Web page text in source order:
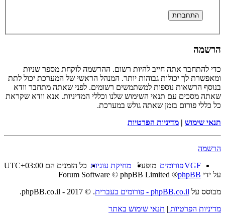
הרשמה
כדי להתחבר אתה חייב להיות רשום. ההרשמה לוקחת מספר שניות
ומאפשרת לך יכולות גבוהות יותר. המנהל הראשי של המערכת יכול לתת
בנוסף הרשאות נוספות למשתמשים רשומים. לפני שאתה מתחבר וודא
שאתה מסכים עם תנאי השימוש שלנו וכללי המדיניות. אנא וודא שקראת
כל כללי פורום בזמן שאתה גולש במערכת.
תנאי שימוש | מדיניות הפרטיות
הרשמה
VGFפורומים כל הזמנים הם UTC+03:00 מחיקת עוגיות
מופעל
על ידי phpBB
® Forum Software © phpBB Limited
מבוסס על phpBB.co.il - פורומים בעברית
. © 2017 - phpBB.co.il.
מדיניות הפרטיות | תנאי שימוש באתר